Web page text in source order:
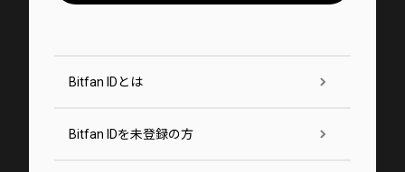
Bitfan IDとは
Bitfan IDを未登録の方